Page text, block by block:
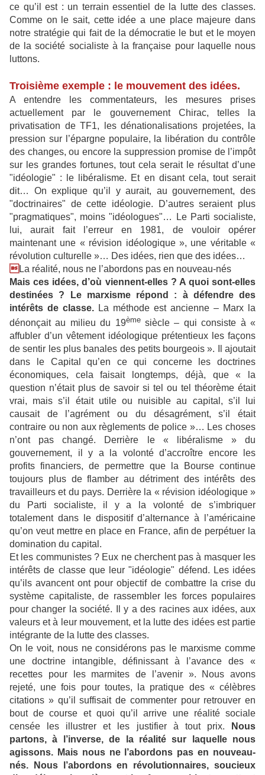
ce qu’il est : un terrain essentiel de la lutte des classes.
Comme on le sait, cette idée a une place majeure dans
notre stratégie qui fait de la démocratie le but et le moyen
de la société socialiste à la française pour laquelle nous
luttons.
Troisième exemple : le mouvement des idées.
A entendre les commentateurs, les mesures prises
actuellement par le gouvernement Chirac, telles la
privatisation de TF1, les dénationalisations projetées, la
pression sur l’épargne populaire, la libération du contrôle
des changes, ou encore la suppression promise de l’impôt
sur les grandes fortunes, tout cela serait le résultat d’une
"idéologie" : le libéralisme. Et en disant cela, tout serait
dit… On explique qu’il y aurait, au gouvernement, des
"doctrinaires" de cette idéologie. D’autres seraient plus
"pragmatiques", moins "idéologues"… Le Parti socialiste,
lui, aurait fait l’erreur en 1981, de vouloir opérer
maintenant une « révision idéologique », une véritable «
révolution culturelle »… Des idées, rien que des idées…
La réalité, nous ne l’abordons pas en nouveau-nés
Mais ces idées, d’où viennent-elles ? A quoi sont-elles
destinées ? Le marxisme répond : à défendre des
intérêts de classe. La méthode est ancienne – Marx la
dénonçait au milieu du 19èmesiècle – qui consiste à «
affubler d’un vêtement idéologique prétentieux les façons
de sentir les plus banales des petits bourgeois ». Il ajoutait
dans le Capital qu’en ce qui concerne les doctrines
économiques, cela faisait longtemps, déjà, que « la
question n’était plus de savoir si tel ou tel théorème était
vrai, mais s’il était utile ou nuisible au capital, s’il lui
causait de l’agrément ou du désagrément, s’il était
contraire ou non aux règlements de police »… Les choses
n’ont pas changé. Derrière le « libéralisme » du
gouvernement, il y a la volonté d’accroître encore les
profits financiers, de permettre que la Bourse continue
toujours plus de flamber au détriment des intérêts des
travailleurs et du pays. Derrière la « révision idéologique »
du Parti socialiste, il y a la volonté de s’imbriquer
totalement dans le dispositif d’alternance à l’américaine
qu’on veut mettre en place en France, afin de perpétuer la
domination du capital.
Et les communistes ? Eux ne cherchent pas à masquer les
intérêts de classe que leur "idéologie" défend. Les idées
qu’ils avancent ont pour objectif de combattre la crise du
système capitaliste, de rassembler les forces populaires
pour changer la société. Il y a des racines aux idées, aux
valeurs et à leur mouvement, et la lutte des idées est partie
intégrante de la lutte des classes.
On le voit, nous ne considérons pas le marxisme comme
une doctrine intangible, définissant à l’avance des «
recettes pour les marmites de l’avenir ». Nous avons
rejeté, une fois pour toutes, la pratique des « célèbres
citations » qu’il suffisait de commenter pour retrouver en
bout de course et quoi qu’il arrive une réalité sociale
censée les illustrer et les justifier à tout prix.
Nous
partons, à l’inverse, de la réalité sur laquelle nous
agissons. Mais nous ne l’abordons pas en nouveau-
nés. Nous l’abordons en révolutionnaires, soucieux